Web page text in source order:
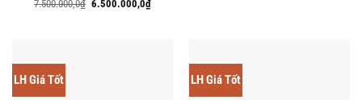
7.500.000,0₫ Giá
6.500.000,0₫Giá
hiện
LH Giá Tốt LH Giá Tốt